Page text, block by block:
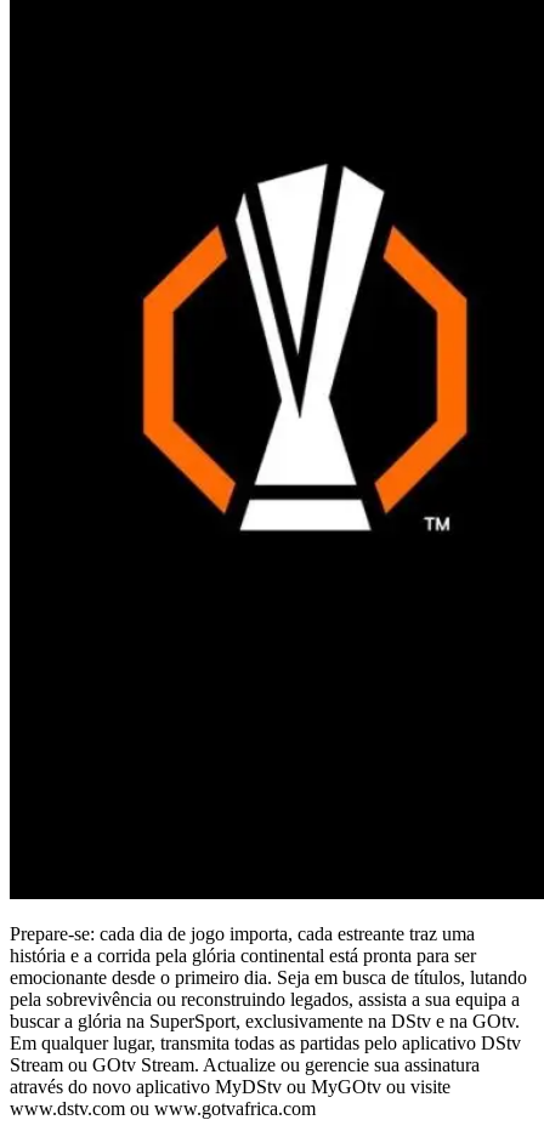
Prepare-se: cada dia de jogo importa, cada estreante traz uma
história e a corrida pela glória continental está pronta para ser
emocionante desde o primeiro dia. Seja em busca de títulos, lutando
pela sobrevivência ou reconstruindo legados, assista a sua equipa a
buscar a glória na SuperSport, exclusivamente na DStv e na GOtv.
Em qualquer lugar, transmita todas as partidas pelo aplicativo DStv
Stream ou GOtv Stream. Actualize ou gerencie sua assinatura
através do novo aplicativo MyDStv ou MyGOtv ou visite
www.dstv.com ou www.gotvafrica.com